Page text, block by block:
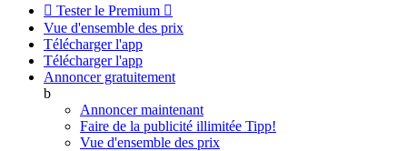
 Tester le Premium 
Vue d'ensemble des prix
Télécharger l'app
Télécharger l'app
Annoncer gratuitement
b
Annoncer maintenant
Faire de la publicité illimitée Tipp!
Vue d'ensemble des prix